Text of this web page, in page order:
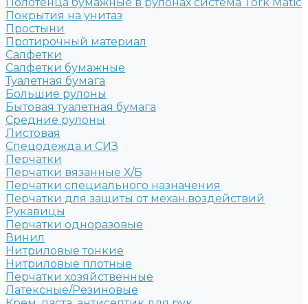
Покрытия на унитаз
Простыни
Протирочный материал
Салфетки
Салфетки бумажные
Туалетная бумага
Большие рулоны
Бытовая туалетная бумага
Средние рулоны
Листовая
Спецодежда и СИЗ
Перчатки
Перчатки вязанные Х/Б
Перчатки специального назначения
Перчатки для защиты от механ.воздействий
Рукавицы
Перчатки одноразовые
Винил
Нитриловые тонкие
Нитриловые плотные
Перчатки хозяйственные
Латексные/Резиновые